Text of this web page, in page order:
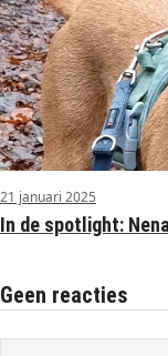
21 januari 2025
In de spotlight: Nena
Geen reacties